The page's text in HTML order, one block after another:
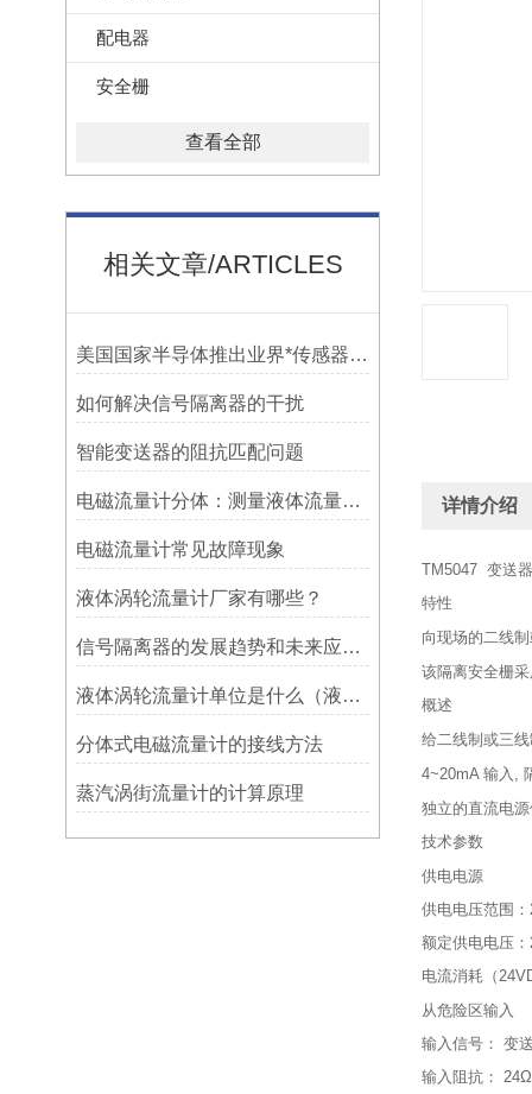
配电器
安全栅
查看全部
相关文章/ARTICLES
美国国家半导体推出业界*传感器信号链路解决方案
如何解决信号隔离器的干扰
智能变送器的阻抗匹配问题
电磁流量计分体：测量液体流量的重要工具
电磁流量计常见故障现象
液体涡轮流量计厂家有哪些？
信号隔离器的发展趋势和未来应用前景：适应新兴技术的发展需求
液体涡轮流量计单位是什么（液体涡轮流量计简介主要特点）
分体式电磁流量计的接线方法
蒸汽涡街流量计的计算原理
详情介绍
TM5047 变送
特性
向现场的二线
该隔离安全栅
概述
给二线制或三
4~20mA 输入,
独立的直流电
技术参数
供电电源
供电电压范围
额定供电电压
电流消耗（
从危险区输入
输入信号： 变
输入阻抗： 24Ω